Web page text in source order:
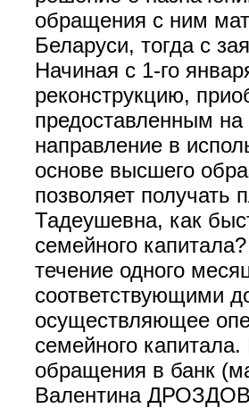
обращения с ним
Беларуси, тогда с
Начиная с 1-го
реконструкцию,
предоставленным
направление в
основе высшего
позволяет получать
Тадеушевна, как
семейного
течение одного
соответствующими
осуществляющее
семейного
обращения в банк
Валентина